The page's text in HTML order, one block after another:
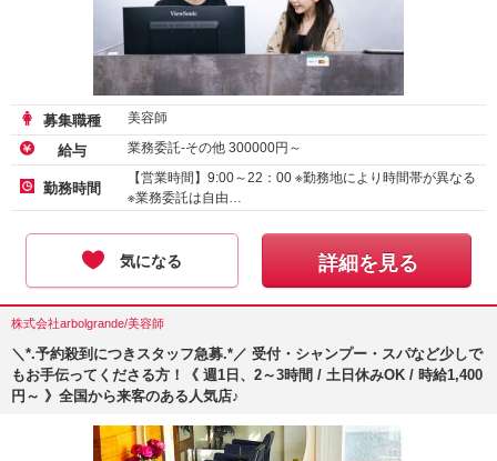
募集職種 美容師
給与 業務委託-その他 300000円～
勤務時間
【営業時間】9:00～22：00 ※勤務地により時間帯が異なる
※業務委託は自由…
気になる 詳細を見る
株式会社arbolgrande/美容師
＼*.予約殺到につきスタッフ急募.*／ 受付・シャンプー・スパなど少しで
もお手伝ってくださる方！《 週1日、2～3時間 / 土日休みOK / 時給1,400
円～ 》全国から来客のある人気店♪